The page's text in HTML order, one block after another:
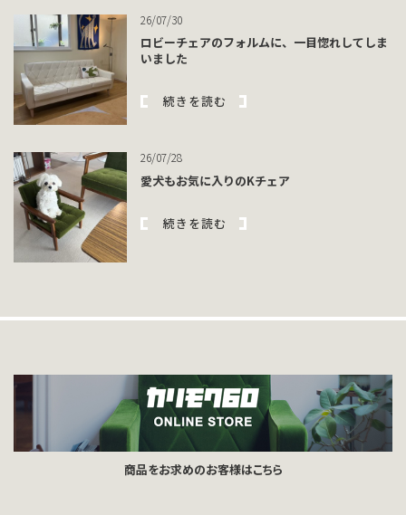
26/07/30
ロビーチェアのフォルムに、一目惚れしてしま
いました
続きを読む
26/07/28
愛犬もお気に入りのKチェア
続きを読む
商品をお求めのお客様はこちら